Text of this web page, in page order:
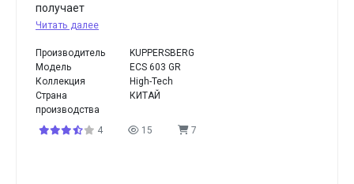
получает
Читать далее
Производитель
KUPPERSBERG
Модель
ECS 603 GR
Коллекция
High-Tech
Страна
производства
КИТАЙ
4 15 7